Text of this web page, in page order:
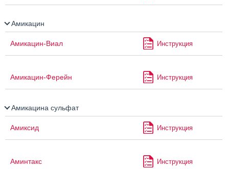
Амикацин
Амикацин-Виал Инструкция
Амикацин-Ферейн Инструкция
Амикацина сульфат
Амиксид Инструкция
Аминтакс Инструкция